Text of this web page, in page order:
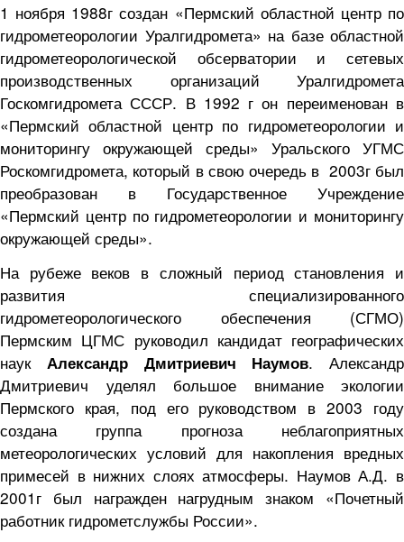
1 ноября 1988г создан «Пермский областной центр по
гидрометеорологии Уралгидромета» на базе областной
гидрометеорологической обсерватории и сетевых
производственных организаций Уралгидромета
Госкомгидромета СССР. В 1992 г он переименован в
«Пермский областной центр по гидрометеорологии и
мониторингу окружающей среды» Уральского УГМС
Роскомгидромета, который в свою очередь в 2003г был
преобразован в Государственное Учреждение
«Пермский центр по гидрометеорологии и мониторингу
окружающей среды».
На рубеже веков в сложный период становления и
развития специализированного
гидрометеорологического обеспечения (СГМО)
Пермским ЦГМС руководил кандидат географических
наук Александр Дмитриевич Наумов. Александр
Дмитриевич уделял большое внимание экологии
Пермского края, под его руководством в 2003 году
создана группа прогноза неблагоприятных
метеорологических условий для накопления вредных
примесей в нижних слоях атмосферы. Наумов А.Д. в
2001г был награжден нагрудным знаком «Почетный
работник гидрометслужбы России».